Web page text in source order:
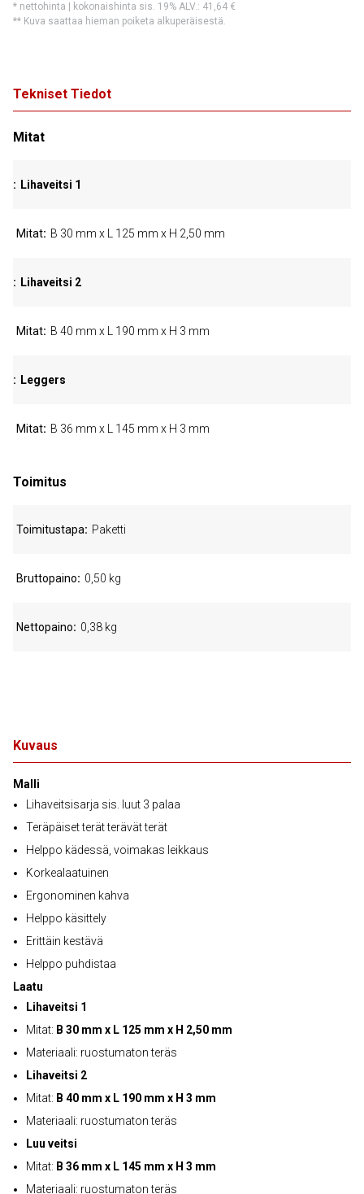
* nettohinta | kokonaishinta sis. 19% ALV.: 41,64 €
** Kuva saattaa hieman poiketa alkuperäisestä.
Kuvaus
Malli
Lihaveitsisarja sis. luut 3 palaa
Teräpäiset terät terävät terät
Helppo kädessä, voimakas leikkaus
Korkealaatuinen
Ergonominen kahva
Helppo käsittely
Erittäin kestävä
Helppo puhdistaa
Laatu
Lihaveitsi 1
Mitat: B 30 mm x L 125 mm x H 2,50 mm
Materiaali: ruostumaton teräs
Lihaveitsi 2
Mitat: B 40 mm x L 190 mm x H 3 mm
Materiaali: ruostumaton teräs
Luu veitsi
Mitat: B 36 mm x L 145 mm x H 3 mm
Materiaali: ruostumaton teräs
Tekniset Tiedot
Mitat
Lihaveitsi 1
Mitat B 30 mm x L 125 mm x H 2,50 mm
Lihaveitsi 2
Mitat B 40 mm x L 190 mm x H 3 mm
Leggers
Mitat B 36 mm x L 145 mm x H 3 mm
Toimitus
Toimitustapa Paketti
Bruttopaino 0,50 kg
Nettopaino 0,38 kg